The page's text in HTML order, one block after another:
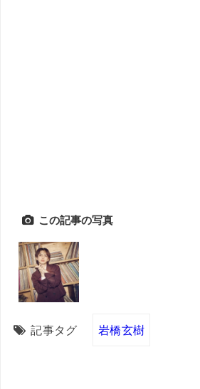
この記事の写真
記事タグ 岩橋玄樹